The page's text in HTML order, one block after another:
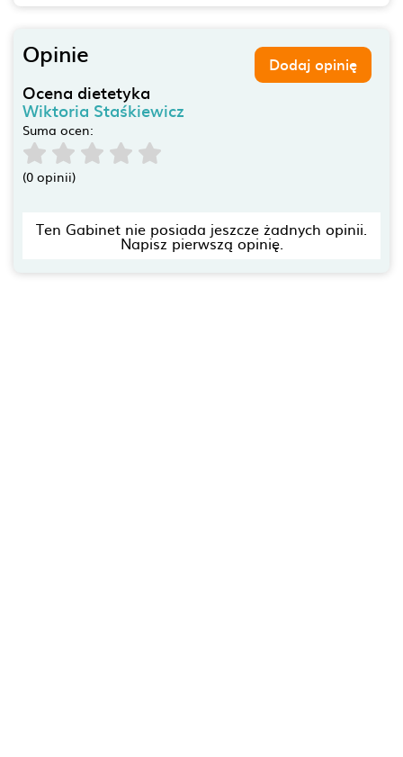
Opinie Dodaj opinię
Ocena dietetyka
Wiktoria Staśkiewicz
Suma ocen:
(0 opinii)
Ten Gabinet nie posiada jeszcze żadnych opinii.
Napisz pierwszą opinię.